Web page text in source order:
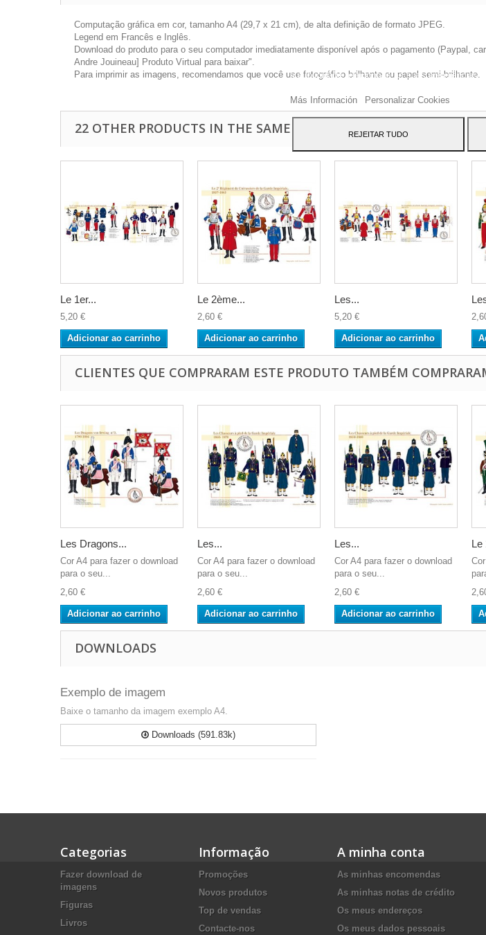
Computação gráfica em cor, tamanho A4 (29,7 x 21 cm), de alta definição de formato JPEG.
Legend em Francês e Inglês.
Download do produto para o seu computador imediatamente disponível após o pagamento (Paypal,
Andre Jouineau] Produto Virtual para baixar".
Para imprimir as imagens, recomendamos que você use fotográfico brilhante ou papel semi-brilhante.
22 OTHER PRODUCTS IN THE SAME CATEGORY:
Le 1er...
5,20 €
Adicionar ao carrinho
Le 2ème...
2,60 €
Adicionar ao carrinho
Les...
5,20 €
Adicionar ao carrinho
CLIENTES QUE COMPRARAM ESTE PRODUTO TAMBÉM
Les Dragons...
Cor A4 para fazer o download
para o seu...
2,60 €
Adicionar ao carrinho
Les...
Cor A4 para fazer o download
para o seu...
2,60 €
Adicionar ao carrinho
Les...
Cor A4 para fazer o download
para o seu...
2,60 €
Adicionar ao carrinho
Le
DOWNLOADS
Exemplo de imagem
Baixe o tamanho da imagem exemplo A4.
Downloads (591.83k)
Categorias
Fazer download de
imagens
Figuras
Livros
Informação
Promoções
Novos produtos
Top de vendas
Contacte-nos
A minha conta
As minhas encomendas
As minhas notas de crédito
Os meus endereços
Os meus dados pessoais
a publicidade relacionada às suas preferências,
Más Información
Personalizar Cookies
REJEITAR TUDO